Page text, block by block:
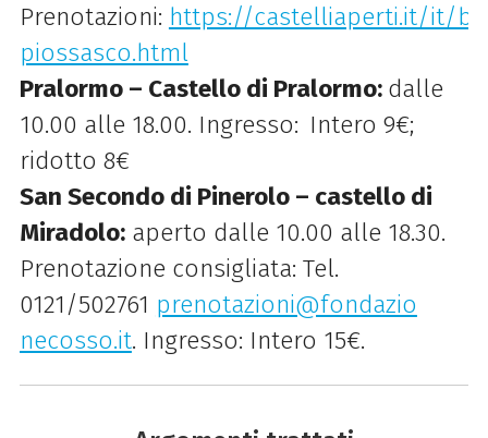
Prenotazioni: https://castelliaperti.it/it/
piossasco.html
Pralormo – Castello di Pralormo: dalle
10.00 alle 18.00. Ingresso: Intero 9€;
ridotto 8€
San Secondo di Pinerolo – castello di
Miradolo:aperto dalle 10.00 alle 18.30.
Prenotazione consigliata: Tel.
0121/502761 prenotazioni@fondazio
necosso.it. Ingresso: Intero 15€.